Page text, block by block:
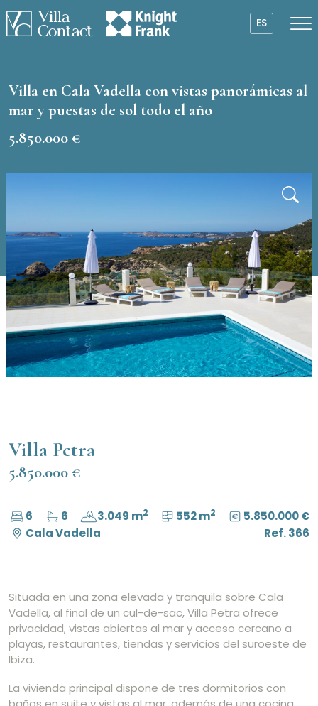
ES
Villa en Cala Vadella con vistas panorámicas al
mar y puestas de sol todo el año
5.850.000 €
Villa Petra
5.850.000 €
6 6 3.049 m2 552 m2
5.850.000 €
Cala Vadella
Ref. 366
Situada en una zona elevada y tranquila sobre Cala
Vadella, al final de un cul-de-sac, Villa Petra ofrece
privacidad, vistas abiertas al mar y acceso cercano a
playas, restaurantes, tiendas y servicios del suroeste de
Ibiza.
La vivienda principal dispone de tres dormitorios con